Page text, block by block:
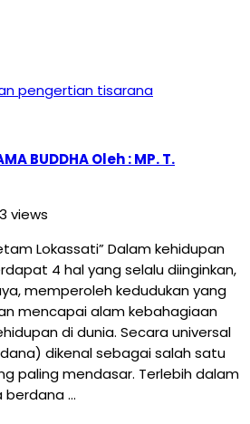
BUDDHA Oleh : MP. T.
views
Lokassati” Dalam kehidupan
4 hal yang selalu diinginkan,
memperoleh kedudukan yang
mencapai alam kebahagiaan
di dunia. Secara universal
dikenal sebagai salah satu
paling mendasar. Terlebih dalam
berdana …